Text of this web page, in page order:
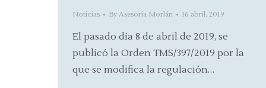
Noticias By Asesoría Morlán 16 abril, 2019
El pasado día 8 de abril de 2019, se
publicó la Orden TMS/397/2019 por la
que se modifica la regulación…